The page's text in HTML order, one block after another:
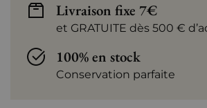
Livraison fixe 7€
et GRATUITE dès 500 €
100% en stock
Conservation parfaite